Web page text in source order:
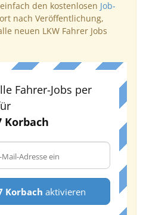
den kostenlosen Job-
nach Veröffentlichung,
neuen LKW Fahrer Jobs
Fahrer-Jobs per
Korbach
Korbach aktivieren